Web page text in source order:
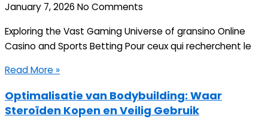
January 7, 2026 No Comments
Exploring the Vast Gaming Universe of gransino Online
Casino and Sports Betting Pour ceux qui recherchent le
Read More »
Optimalisatie van Bodybuilding: Waar
Steroïden Kopen en Veilig Gebruik